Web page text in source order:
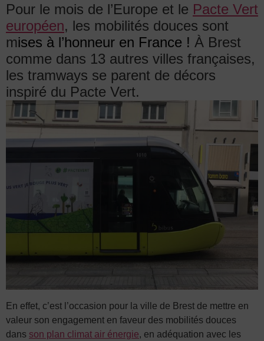
Pour le mois de l’Europe et le Pacte Vert
européen, les mobilités douces sont
mises à l’honneur en France ! À Brest
comme dans 13 autres villes françaises,
les tramways se parent de décors
inspiré du Pacte Vert.
En effet, c’est l’occasion pour la ville de Brest de mettre en
valeur son engagement en faveur des mobilités douces
dans son plan climat air énergie, en adéquation avec les